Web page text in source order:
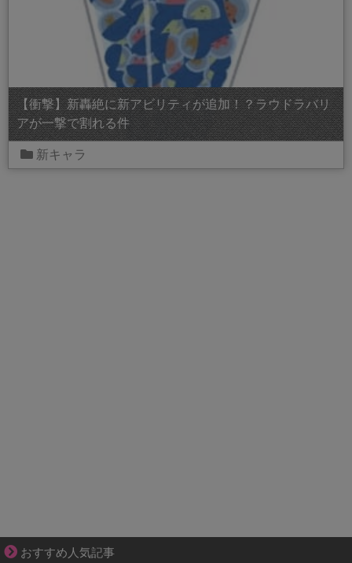
【衝撃】新轟絶に新アビリティが追加！？ラウドラバリ
アが一撃で割れる件
新キャラ
おすすめ人気記事
妻が嫌すぎて壊れていった、ある夫の現実